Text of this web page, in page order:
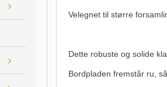
Velegnet til større
Dette robuste og solide
Bordpladen fremstår ru,